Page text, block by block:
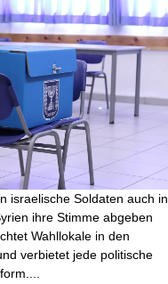
israelische Soldaten auch in
ihre Stimme abgeben
Wahllokale in den
verbietet jede politische